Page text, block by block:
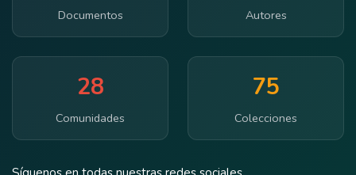
Documentos Autores
28
Comunidades
75
Colecciones